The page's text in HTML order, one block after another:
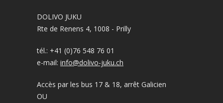
DOLIVO JUKU
Rte de Renens 4, 1008 - Prilly
tél.: +41 (0)76 548 76 01
e-mail: info@dolivo-juku.ch
Accès par les bus 17 & 18, arrêt Galicien
OU